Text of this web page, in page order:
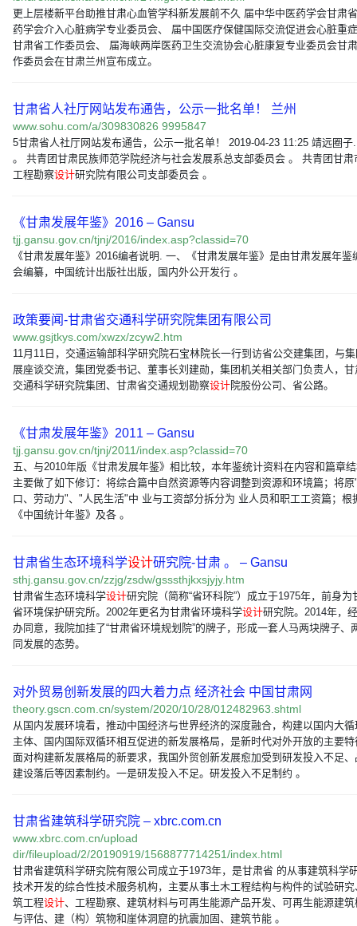
更上层楼新平台助推甘肃心血管学科新发展前不久 届中华中医药学会甘肃
药学会介入心脏病学专业委员会、 届中国医疗保健国际交流促进会心脏重
甘肃省工作委员会、 届海峡两岸医药卫生交流协会心脏康复专业委员会甘
作委员会在甘肃兰州宣布成立。
甘肃省人社厅网站发布通告，公示一批名单！ 兰州
www.sohu.com/a/309830826 9995847
5甘肃省人社厅网站发布通告，公示一批名单！ 2019-04-23 11:25 靖远圈子
。 共青团甘肃民族师范学院经济与社会发展系总支部委员会 。 共青团甘肃
工程勘察设计研究院有限公司支部委员会 。
《甘肃发展年鉴》2016 – Gansu
tjj.gansu.gov.cn/tjnj/2016/index.asp?classid=70
《甘肃发展年鉴》2016编者说明. 一、《甘肃发展年鉴》是由甘肃发展年鉴
会编纂，中国统计出版社出版，国内外公开发行 。
政策要闻-甘肃省交通科学研究院集团有限公司
www.gsjtkys.com/xwzx/zcyw2.htm
11月11日，交通运输部科学研究院石宝林院长一行到访省公交建集团，与
展座谈交流，集团党委书记、董事长刘建勋，集团机关相关部门负责人，甘
交通科学研究院集团、甘肃省交通规划勘察设计院股份公司、省公路。
《甘肃发展年鉴》2011 – Gansu
tjj.gansu.gov.cn/tjnj/2011/index.asp?classid=70
五、与2010年版《甘肃发展年鉴》相比较，本年鉴统计资料在内容和篇章
主要做了如下修订：将综合篇中自然资源等内容调整到资源和环境篇；将原
口、劳动力"、"人民生活"中 业与工资部分拆分为 业人员和职工工资篇；根
《中国统计年鉴》及各 。
甘肃省生态环境科学设计研究院-甘肃 。 – Gansu
sthj.gansu.gov.cn/zzjg/zsdw/gsssthjkxsjyjy.htm
甘肃省生态环境科学设计研究院（简称“省环科院”）成立于1975年，前身为
省环境保护研究所。2002年更名为甘肃省环境科学设计研究院。2014年，
办同意，我院加挂了“甘肃省环境规划院”的牌子，形成一套人马两块牌子、
同发展的态势。
对外贸易创新发展的四大着力点 经济社会 中国甘肃网
theory.gscn.com.cn/system/2020/10/28/012482963.shtml
从国内发展环境看，推动中国经济与世界经济的深度融合，构建以国内大循
主体、国内国际双循环相互促进的新发展格局，是新时代对外开放的主要特
面对构建新发展格局的新要求，我国外贸创新发展愈加受到研发投入不足、
建设落后等因素制约。一是研发投入不足。研发投入不足制约 。
甘肃省建筑科学研究院 – xbrc.com.cn
www.xbrc.com.cn/upload
dir/fileupload/2/20190919/1568877714251/index.html
甘肃省建筑科学研究院有限公司成立于1973年，是甘肃省 的从事建筑科学
技术开发的综合性技术服务机构，主要从事土木工程结构与构件的试验研究
筑工程设计、工程勘察、建筑材料与可再生能源产品开发、可再生能源建筑
与评估、建（构）筑物和崖体洞窟的抗震加固、建筑节能 。